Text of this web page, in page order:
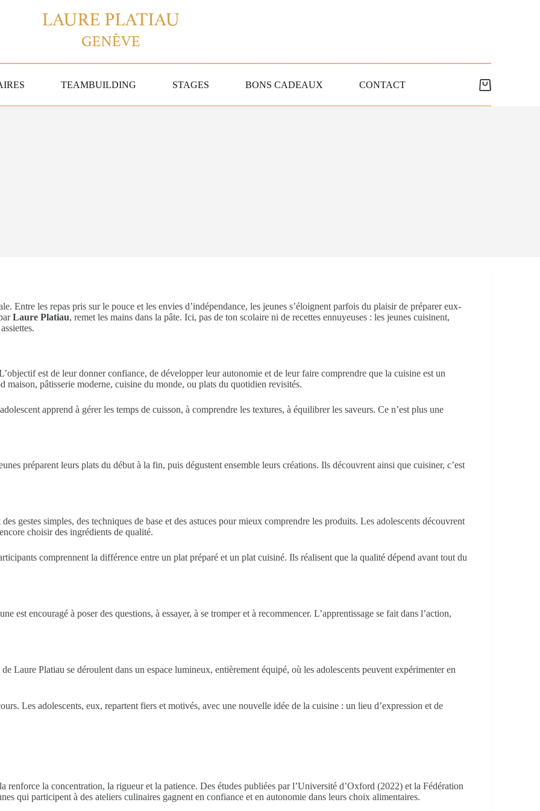
TEAMBUILDING STAGES BONS CADEAUX CONTACT
Panier
Entre les repas pris sur le pouce et les envies d’indépendance, les jeunes s’éloignent parfois du plaisir de préparer eux-
Laure Platiau, remet les mains dans la pâte. Ici, pas de ton scolaire ni de recettes ennuyeuses : les jeunes cuisinent,
est de leur donner confiance, de développer leur autonomie et de leur faire comprendre que la cuisine est un
maison, pâtisserie moderne, cuisine du monde, ou plats du quotidien revisités.
apprend à gérer les temps de cuisson, à comprendre les textures, à équilibrer les saveurs. Ce n’est plus une
préparent leurs plats du début à la fin, puis dégustent ensemble leurs créations. Ils découvrent ainsi que cuisiner, c’est
gestes simples, des techniques de base et des astuces pour mieux comprendre les produits. Les adolescents découvrent
choisir des ingrédients de qualité.
comprennent la différence entre un plat préparé et un plat cuisiné. Ils réalisent que la qualité dépend avant tout du
est encouragé à poser des questions, à essayer, à se tromper et à recommencer. L’apprentissage se fait dans l’action,
Laure Platiau se déroulent dans un espace lumineux, entièrement équipé, où les adolescents peuvent expérimenter en
Les adolescents, eux, repartent fiers et motivés, avec une nouvelle idée de la cuisine : un lieu d’expression et de
renforce la concentration, la rigueur et la patience. Des études publiées par l’Université d’Oxford (2022) et la Fédération
qui participent à des ateliers culinaires gagnent en confiance et en autonomie dans leurs choix alimentaires.